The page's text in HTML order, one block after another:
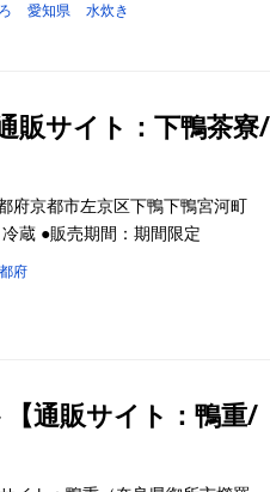
愛知県 水炊き
販サイト：下鴨茶寮/
府京都市左京区下鴨下鴨宮河町
蔵 ●販売期間：期間限定
府
通販サイト：鴨重/